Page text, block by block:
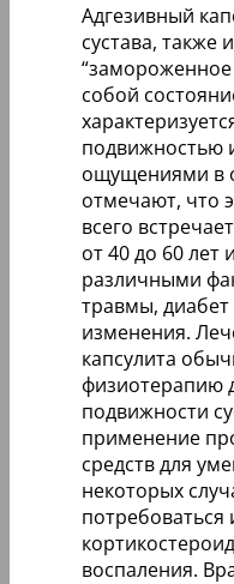
Адгезивный
сустава, также
“замороженное
собой
подвижностью
ощущениями в
отмечают, что
всего
от 40 до 60 лет
различными
травмы,
изменения.
капсулита
физиотерапию
подвижности
применение
средств для
некоторых
потребоваться
воспаления.